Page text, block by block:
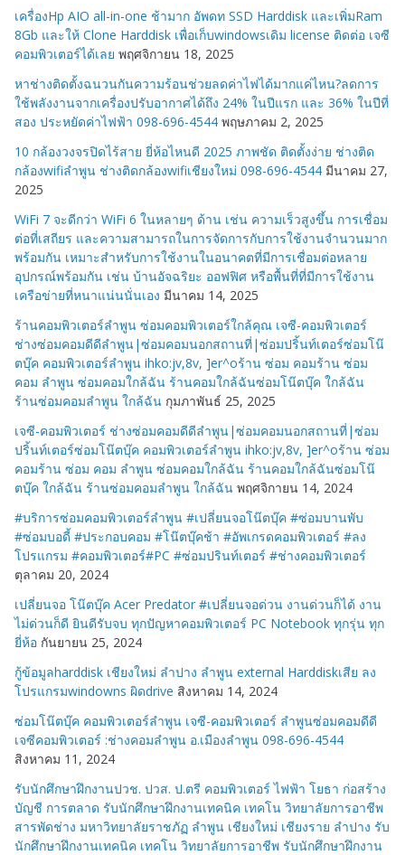
มู่
เครื่องHp AIO all-in-one ช้ามาก อัพดท SSD Harddisk และเพิ่มRam
8Gb และให้ Clone Harddisk เพื่อเก็บwindowsเดิม license ติดต่อ เจซี
คอมพิวเตอร์ได้เลย พฤศจิกายน 18, 2025
หาช่างติดตั้งฉนวนกันความร้อนช่วยลดค่าไฟได้มากแค่ไหน?ลดการ
ใช้พลังงานจากเครื่องปรับอากาศได้ถึง 24% ในปีแรก และ 36% ในปีที่
สอง ประหยัดค่าไฟฟ้า 098-696-4544 พฤษภาคม 2, 2025
10 กล้องวงจรปิดไร้สาย ยี่ห้อไหนดี 2025 ภาพชัด ติดตั้งง่าย ช่างติด
กล้องwifiลำพูน ช่างติดกล้องwifiเชียงใหม่ 098-696-4544 มีนาคม 27,
2025
WiFi 7 จะดีกว่า WiFi 6 ในหลายๆ ด้าน เช่น ความเร็วสูงขึ้น การเชื่อม
ต่อที่เสถียร และความสามารถในการจัดการกับการใช้งานจำนวนมาก
พร้อมกัน เหมาะสำหรับการใช้งานในอนาคตที่มีการเชื่อมต่อหลาย
อุปกรณ์พร้อมกัน เช่น บ้านอัจฉริยะ ออฟฟิศ หรือพื้นที่ที่มีการใช้งาน
เครือข่ายที่หนาแน่นนั่นเอง มีนาคม 14, 2025
ร้านคอมพิวเตอร์ลำพูน ซ่อมคอมพิวเตอร์ใกล้คุณ เจซี-คอมพิวเตอร์
ช่างซ่อมคอมดีดีลำพูน|ซ่อมคอมนอกสถานที่|ซ่อมปริ้นท์เตอร์ซ่อมโน๊
ตบุ๊ค คอมพิวเตอร์ลำพูน ihko:jv,8v, ]er^oร้าน ซ่อม คอมร้าน ซ่อม
คอม ลำพูน ซ่อมคอมใกล้ฉัน ร้านคอมใกล้ฉันซ่อมโน๊ตบุ๊ค ใกล้ฉัน
ร้านซ่อมคอมลำพูน ใกล้ฉัน กุมภาพันธ์ 25, 2025
เจซี-คอมพิวเตอร์ ช่างซ่อมคอมดีดีลำพูน|ซ่อมคอมนอกสถานที่|ซ่อม
ปริ้นท์เตอร์ซ่อมโน๊ตบุ๊ค คอมพิวเตอร์ลำพูน ihko:jv,8v, ]er^oร้าน ซ่อม
คอมร้าน ซ่อม คอม ลำพูน ซ่อมคอมใกล้ฉัน ร้านคอมใกล้ฉันซ่อมโน๊
ตบุ๊ค ใกล้ฉัน ร้านซ่อมคอมลำพูน ใกล้ฉัน พฤศจิกายน 14, 2024
#บริการซ่อมคอมพิวเตอร์ลำพูน #เปลี่ยนจอโน๊ตบุ๊ค #ซ่อมบานพับ
#ซ่อมบอดี้ #ประกอบคอม #โน๊ตบุ๊คช้า #อัพเกรดคอมพิวเตอร์ #ลง
โปรแกรม #คอมพิวเตอร์#PC #ซ่อมปรินท์เตอร์ #ช่างคอมพิวเตอร์
ตุลาคม 20, 2024
เปลี่ยนจอ โน๊ตบุ๊ค Acer Predator #เปลี่ยนจอด่วน งานด่วนก็ได้ งาน
ไม่ด่วนก็ดี ยินดีรับจบ ทุกปัญหาคอมพิวเตอร์ PC Notebook ทุกรุ่น ทุก
ยี่ห้อ กันยายน 25, 2024
กู้ข้อมูลharddisk เชียงใหม่ ลำปาง ลำพูน external Harddiskเสีย ลง
โปรแกรมwindowns ผิดdrive สิงหาคม 14, 2024
ซ่อมโน๊ตบุ๊ค คอมพิวเตอร์ลำพูน เจซี-คอมพิวเตอร์ ลำพูนซ่อมคอมดีดี
เจซีคอมพิวเตอร์ :ช่างคอมลำพูน อ.เมืองลำพูน 098-696-4544
สิงหาคม 11, 2024
รับนักศึกษาฝึกงานปวช. ปวส. ป.ตรี คอมพิวเตอร์ ไฟฟ้า โยธา ก่อสร้าง
บัญชี การตลาด รับนักศึกษาฝึกงานเทคนิค เทคโน วิทยาลัยการอาชีพ
สารพัดช่าง มหาวิทยาลัยราชภัฏ ลำพูน เชียงใหม่ เชียงราย ลำปาง รับ
นักศึกษาฝึกงานเทคนิค เทคโน วิทยาลัยการอาชีพ รับนักศึกษาฝึกงาน